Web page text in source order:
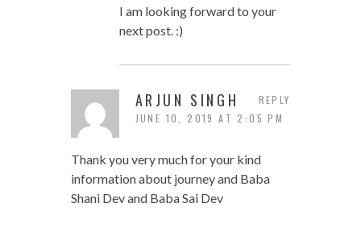
I am looking forward to your
next post. :)
ARJUN SINGH
JUNE 10, 2019 AT 2:05 PM
Thank you very much for your kind
information about journey and Baba
Shani Dev and Baba Sai Dev
REPLY